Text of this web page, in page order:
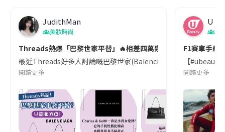
JudithMan
美妝時尚
Threads熱爆「巴黎世家平替」🔥相差四萬幾蚊! 超抵$7XX買到
最近Threads好多人討論嘅巴黎世家(Balenciaga)平替手袋其實
閱讀更多
U
吹
F1賽車手最
【
閱讀更多